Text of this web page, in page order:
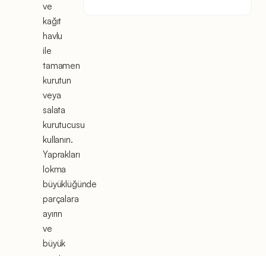
ve
kağıt
havlu
ile
tamamen
kurutun
veya
salata
kurutucusu
kullanın.
Yaprakları
lokma
büyüklüğünde
parçalara
ayırın
ve
büyük